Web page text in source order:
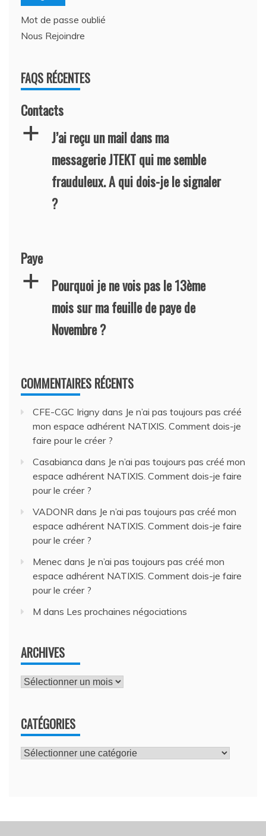
Mot de passe oublié
Nous Rejoindre
FAQS RÉCENTES
Contacts
a
J’ai reçu un mail dans ma
messagerie JTEKT qui me semble
frauduleux. A qui dois-je le signaler
?
Paye
a
Pourquoi je ne vois pas le 13ème
mois sur ma feuille de paye de
Novembre ?
COMMENTAIRES RÉCENTS
CFE-CGC Irigny dans Je n’ai pas toujours pas créé
mon espace adhérent NATIXIS. Comment dois-je
faire pour le créer ?
Casabianca dans Je n’ai pas toujours pas créé mon
espace adhérent NATIXIS. Comment dois-je faire
pour le créer ?
VADONR dans Je n’ai pas toujours pas créé mon
espace adhérent NATIXIS. Comment dois-je faire
pour le créer ?
Menec dans Je n’ai pas toujours pas créé mon
espace adhérent NATIXIS. Comment dois-je faire
pour le créer ?
M dans Les prochaines négociations
ARCHIVES
Archives
CATÉGORIES
Catégories